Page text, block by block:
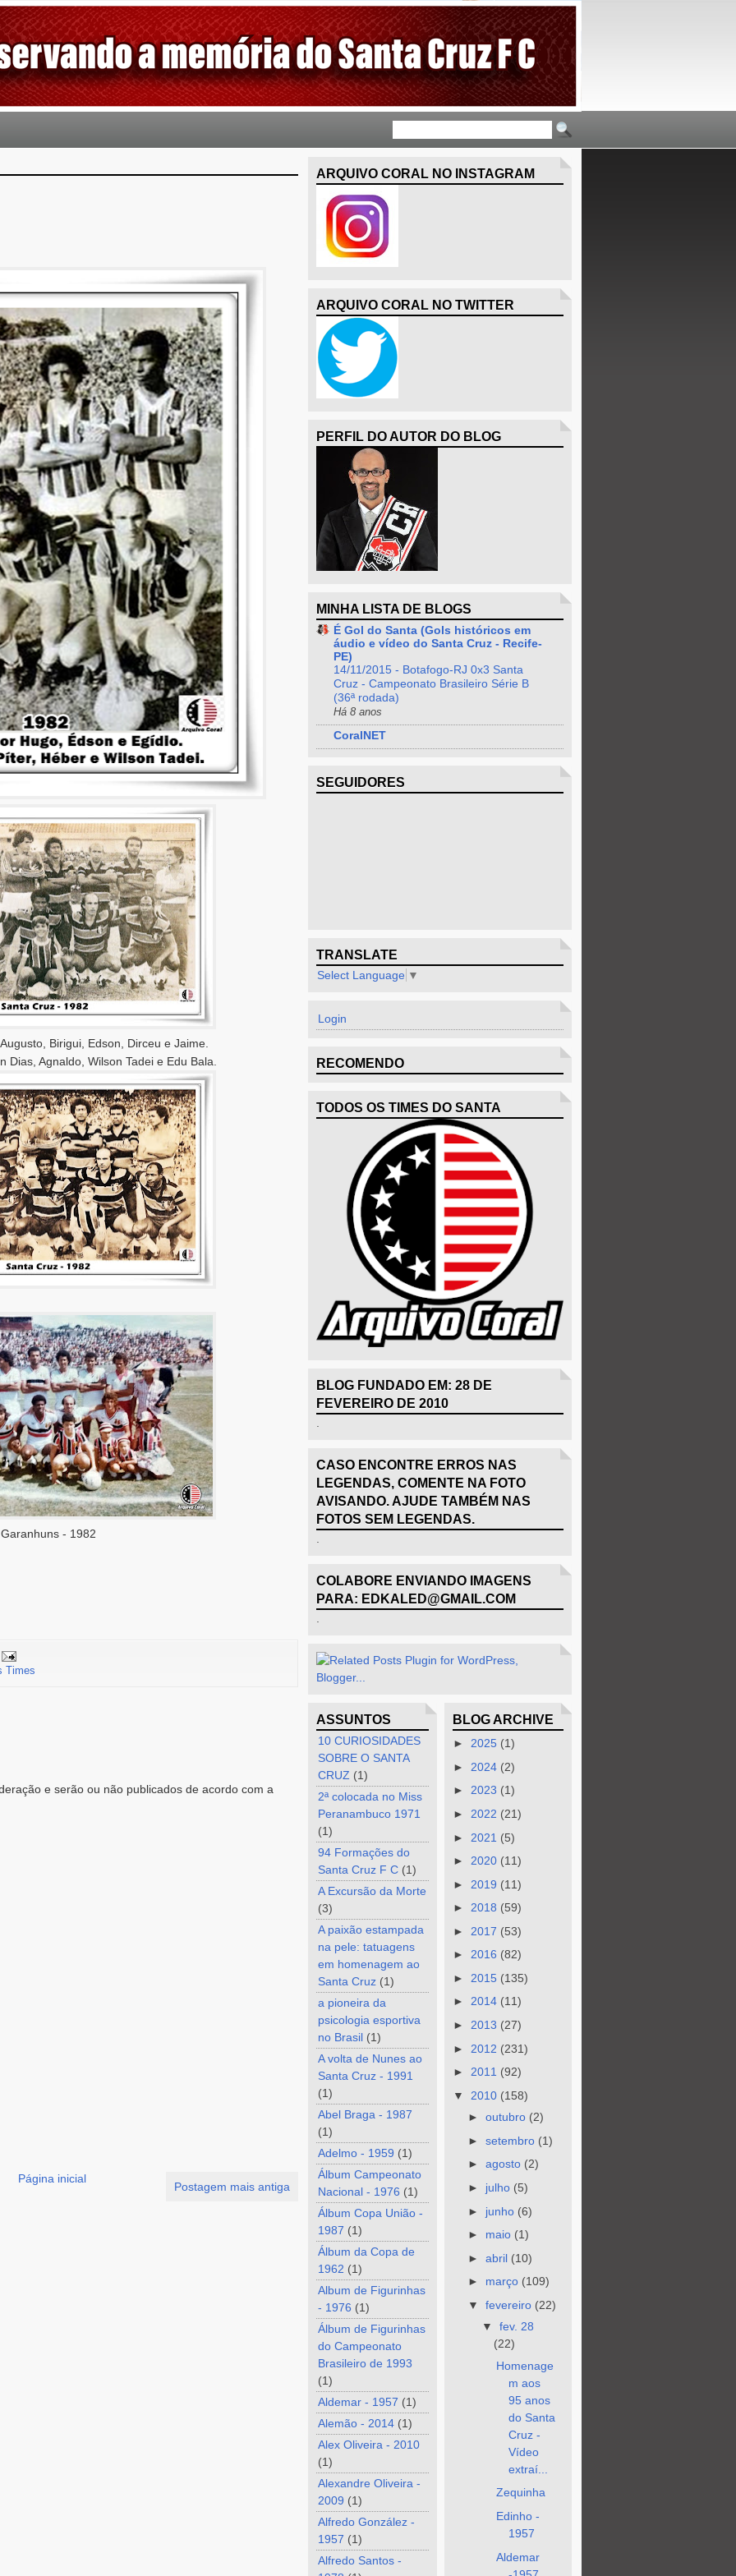
Birigui, Edson, Dirceu e Jaime.
Dias, Agnaldo, Wilson Tadei e Edu Bala.
Garanhuns - 1982
Times
e serão ou não publicados de acordo com a
Postagem mais antiga
Página inicial
ARQUIVO CORAL NO INSTAGRAM
ARQUIVO CORAL NO TWITTER
PERFIL DO AUTOR DO BLOG
MINHA LISTA DE BLOGS
É Gol do Santa (Gols históricos em
áudio e vídeo do Santa Cruz - Recife-
PE)
14/11/2015 - Botafogo-RJ 0x3 Santa
Cruz - Campeonato Brasileiro Série B
(36ª rodada)
Há 8 anos
CoralNET
SEGUIDORES
TRANSLATE
Select Language ▼
Login
RECOMENDO
TODOS OS TIMES DO SANTA
BLOG FUNDADO EM: 28 DE
FEVEREIRO DE 2010
CASO ENCONTRE ERROS NAS
LEGENDAS, COMENTE NA FOTO
AVISANDO. AJUDE TAMBÉM NAS
FOTOS SEM LEGENDAS.
COLABORE ENVIANDO IMAGENS
PARA: EDKALED@GMAIL.COM
ASSUNTOS
10 CURIOSIDADES
SOBRE O SANTA
CRUZ (1)
2ª colocada no Miss
Peranambuco 1971
(1)
94 Formações do
Santa Cruz F C (1)
A Excursão da Morte
(3)
A paixão estampada
na pele: tatuagens
em homenagem ao
Santa Cruz (1)
a pioneira da
psicologia esportiva
no Brasil (1)
A volta de Nunes ao
Santa Cruz - 1991
(1)
Abel Braga - 1987
(1)
Adelmo - 1959 (1)
Álbum Campeonato
Nacional - 1976 (1)
Álbum Copa União -
1987 (1)
Álbum da Copa de
1962 (1)
Album de Figurinhas
- 1976 (1)
Álbum de Figurinhas
do Campeonato
Brasileiro de 1993
(1)
Aldemar - 1957 (1)
Alemão - 2014 (1)
Alex Oliveira - 2010
(1)
Alexandre Oliveira -
2009 (1)
Alfredo González -
1957 (1)
Alfredo Santos -
BLOG ARCHIVE
►2025 (1)
► 2024 (2)
►2023 (1)
► 2022 (21)
► 2021 (5)
► 2020 (11)
► 2019 (11)
►2018 (59)
► 2017 (53)
►2016 (82)
► 2015 (135)
►2014 (11)
► 2013 (27)
► 2012 (231)
► 2011 (92)
▼ 2010 (158)
► outubro (2)
► setembro (1)
► agosto (2)
► julho (5)
► junho (6)
► maio (1)
► abril (10)
► março (109)
▼ fevereiro (22)
▼ fev. 28
(22)
Homenage
m aos
95 anos
do Santa
Cruz -
Vídeo
extraí...
Zequinha
Edinho -
1957
Aldemar